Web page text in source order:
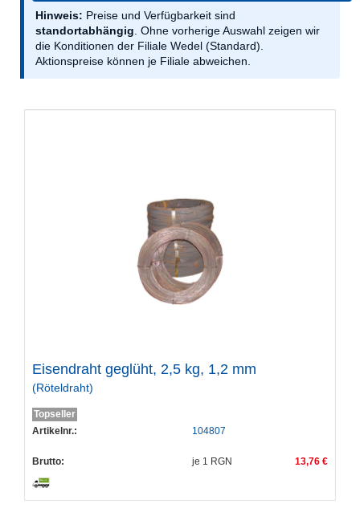
Hinweis: Preise und Verfügbarkeit sind
standortabhängig . Ohne vorherige Auswahl zeigen wir
die Konditionen der Filiale Wedel (Standard).
Aktionspreise können je Filiale abweichen.
Eisendraht geglüht, 2,5 kg, 1,2 mm
(Röteldraht)
Topseller
Artikelnr.:
104807
Brutto: je 1 RGN 13,76 €